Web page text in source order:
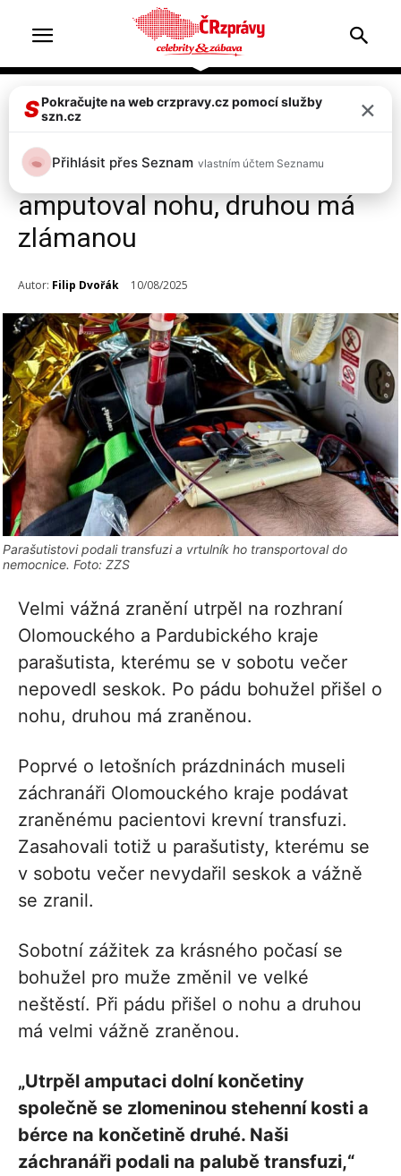
Zprávy
Na Olomoucku se zřítil
parašutista! Při pádu si
amputoval nohu, druhou má
zlámanou
Autor: Filip Dvořák 10/08/2025
Parašutistovi podali transfuzi a vrtulník ho transportoval do
nemocnice. Foto: ZZS
Velmi vážná zranění utrpěl na rozhraní
Olomouckého a Pardubického kraje
parašutista, kterému se v sobotu večer
nepovedl seskok. Po pádu bohužel přišel o
nohu, druhou má zraněnou.
Poprvé o letošních prázdninách museli
záchranáři Olomouckého kraje podávat
zraněnému pacientovi krevní transfuzi.
Zasahovali totiž u parašutisty, kterému se
v sobotu večer nevydařil seskok a vážně
se zranil.
Sobotní zážitek za krásného počasí se
bohužel pro muže změnil ve velké
neštěstí. Při pádu přišel o nohu a druhou
má velmi vážně zraněnou.
„Utrpěl amputaci dolní končetiny
společně se zlomeninou stehenní kosti a
bérce na končetině druhé. Naši
záchranáři podali na palubě transfuzi,“
SPokračujte na web crzpravy.cz pomocí služby
szn.cz
×
Přihlásit přes Seznam vlastním účtem Seznamu